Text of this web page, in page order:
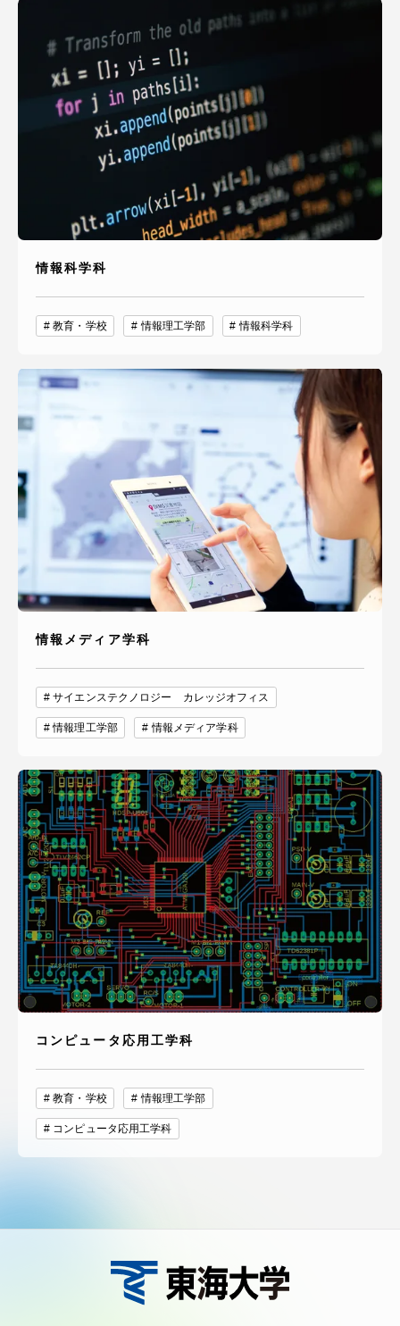
情報科学科
教育・学校 情報理工学部 情報科学科
情報メディア学科
サイエンステクノロジー カレッジオフィス
情報理工学部 情報メディア学科
コンピュータ応用工学科
教育・学校 情報理工学部
コンピュータ応用工学科